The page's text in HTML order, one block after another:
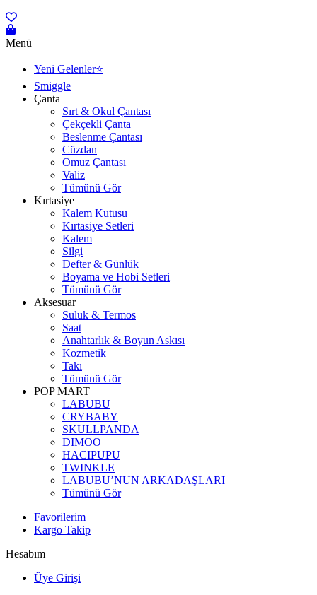
Menü
Yeni Gelenler⭐
Smiggle
Çanta
Sırt & Okul Çantası
Çekçekli Çanta
Beslenme Çantası
Cüzdan
Omuz Çantası
Valiz
Tümünü Gör
Kırtasiye
Kalem Kutusu
Kırtasiye Setleri
Kalem
Silgi
Defter & Günlük
Boyama ve Hobi Setleri
Tümünü Gör
Aksesuar
Suluk & Termos
Saat
Anahtarlık & Boyun Askısı
Kozmetik
Takı
Tümünü Gör
POP MART
LABUBU
CRYBABY
SKULLPANDA
DIMOO
HACIPUPU
TWINKLE
LABUBU’NUN ARKADAŞLARI
Tümünü Gör
Favorilerim
Kargo Takip
Hesabım
Üye Girişi